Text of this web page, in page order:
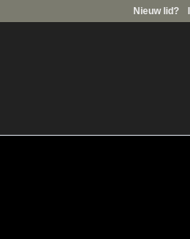
Nieuw lid?